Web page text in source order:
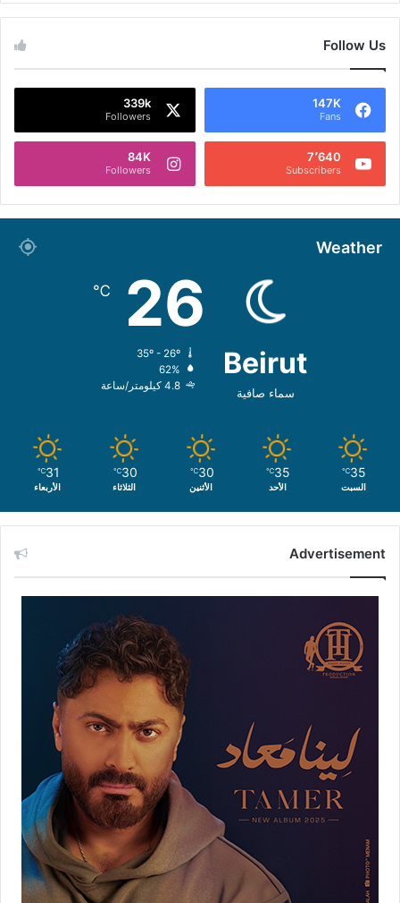
Follow Us
147K
Fans
339k
Followers
7٬640
Subscribers
84K
Followers
Weather
Beirut
سماء صافية
26
℃
62%
4.8 كيلومتر/ساعة
35
℃
السبت
35
℃
الأحد
30
℃
الأثنين
30
℃
الثلاثاء
31
℃
الأربعاء
Advertisement